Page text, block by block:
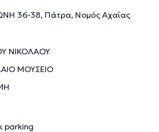
36-38, Πάτρα, Νομός Αχαΐας
ΝΙΚΟΛΑΟΥ
ΜΟΥΣΕΙΟ
parking